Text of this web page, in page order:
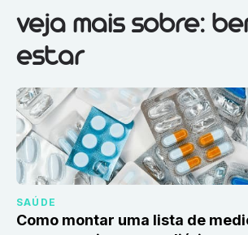
Veja mais sobre:Bem-estar
veja mais sobre:
estar
SAÚDE
Como montar uma lista de